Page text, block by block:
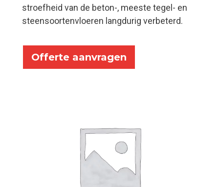
stroefheid van de beton-, meeste tegel- en
steensoortenvloeren langdurig verbeterd.
Offerte aanvragen